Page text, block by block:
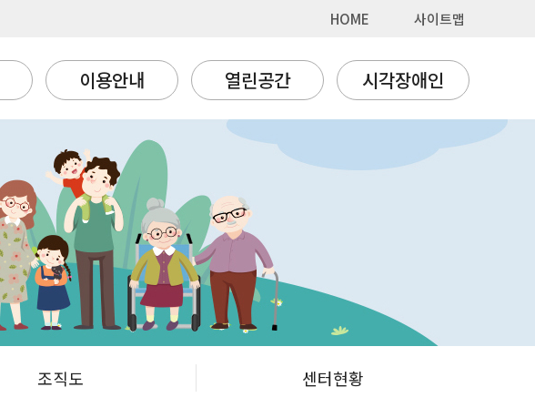
HOME 사이트맵
이용안내 열린공간 시각장애인
조직도 센터현황